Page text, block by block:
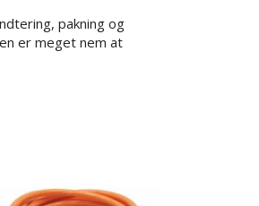
pakning og
er meget nem at